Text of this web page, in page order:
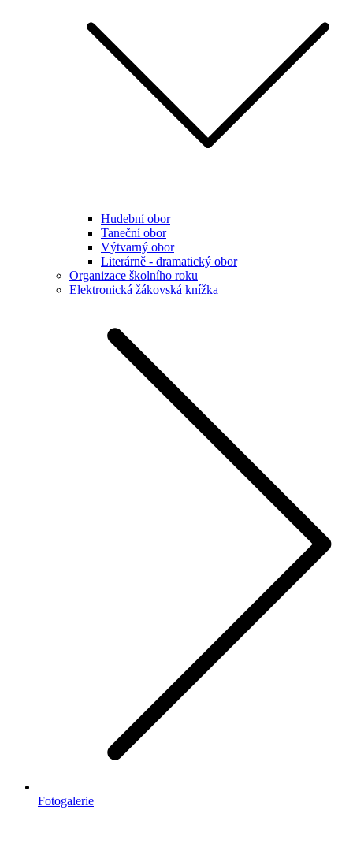
Hudební obor
Taneční obor
Výtvarný obor
Literárně - dramatický obor
Organizace školního roku
Elektronická žákovská knížka
Fotogalerie